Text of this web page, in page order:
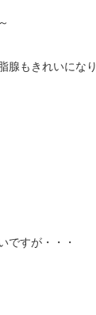
腺もきれいになり
ですが・・・